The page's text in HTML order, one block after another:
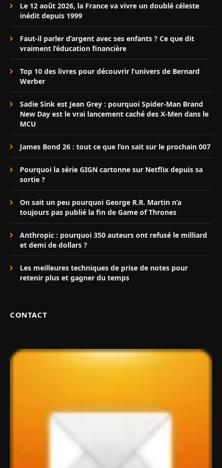
Le 12 août 2026, la France va vivre un doublé céleste
inédit depuis 1999
Faut-il parler d’argent avec ses enfants ? Ce que dit
vraiment l’éducation financière
Top 10 des livres pour découvrir l’univers de Bernard
Werber
Sadie Sink est Jean Grey : pourquoi Spider-Man Brand
New Day est le vrai lancement caché des X-Men dans le
MCU
James Bond 26 : tout ce que l’on sait sur le prochain 007
Pourquoi la série GIGN cartonne sur Netflix depuis sa
sortie ?
On sait un peu pourquoi George R.R. Martin n’a
toujours pas publié la fin de Game of Thrones
Anthropic : pourquoi 350 auteurs ont refusé le milliard
et demi de dollars ?
Les meilleures techniques de prise de notes pour
retenir plus et gagner du temps
CONTACT